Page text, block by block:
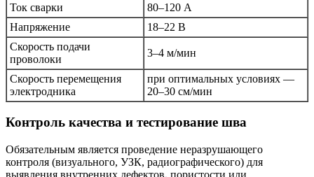
Ток сварки
80–120 А
Напряжение
18–22 В
Скорость подачи
проволоки
3–4 м/мин
Скорость перемещения
электродника
при оптимальных условиях —
20–30 см/мин
Контроль качества и тестирование шва
Обязательным является проведение неразрушающего
контроля (визуального, УЗК, радиографического) для